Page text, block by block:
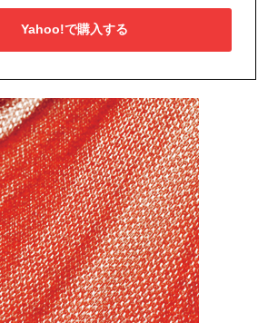
Yahoo!で購入する